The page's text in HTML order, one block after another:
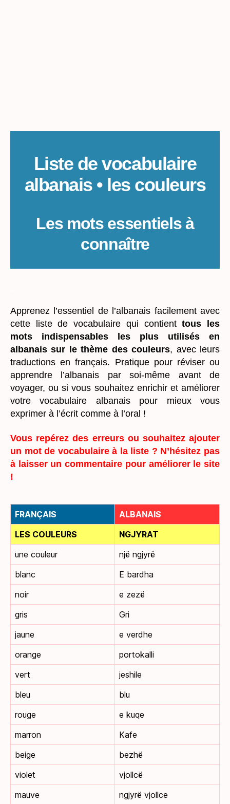
Liste de vocabulaire
albanais • les couleurs
Les mots essentiels à
connaître
Apprenez l’essentiel de l’albanais facilement avec
cette liste de vocabulaire qui contienttous les
mots indispensables les plus utilisés en
albanais sur le thème des couleurs, avec leurs
traductions en français. Pratique pour réviser ou
apprendre l’albanais par soi-même avant de
voyager, ou si vous souhaitez enrichir et améliorer
votre vocabulaire albanais pour mieux vous
exprimer à l’écrit comme à l’oral !
Vous repérez des erreurs ou souhaitez ajouter
un mot de vocabulaire à la liste ? N’hésitez pas
à laisser un commentaire pour améliorer le site
!
FRANÇAIS
ALBANAIS
LES COULEURS
NGJYRAT
une couleur
një ngjyrë
blanc
E bardha
noir
e zezë
gris
Gri
jaune
e verdhe
orange
portokalli
vert
jeshile
bleu
blu
rouge
e kuqe
marron
Kafe
beige
bezhë
violet
vjollcë
mauve
ngjyrë vjollce